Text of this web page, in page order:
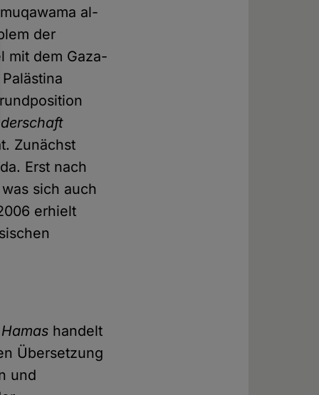
al-
der
mit dem Gaza-
Zunächst
Erst nach
sich auch
erhielt
Hamas handelt
Übersetzung
und